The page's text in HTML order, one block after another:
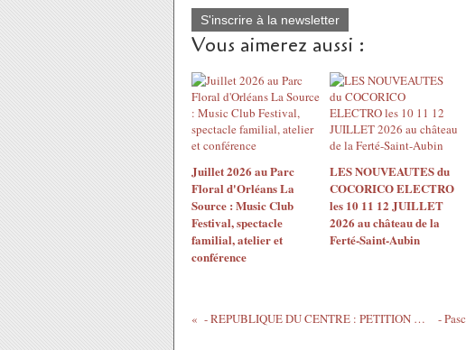
S'inscrire à la newsletter
Vous aimerez aussi :
Juillet 2026 au Parc
Floral d'Orléans La
Source : Music Club
Festival, spectacle
familial, atelier et
conférence
LES NOUVEAUTES du
COCORICO ELECTRO
les 10 11 12 JUILLET
2026 au château de la
Ferté-Saint-Aubin
- REPUBLIQUE DU CENTRE : PETITION EN LIGNE contre le plan social prévu par le groupe Centre-France